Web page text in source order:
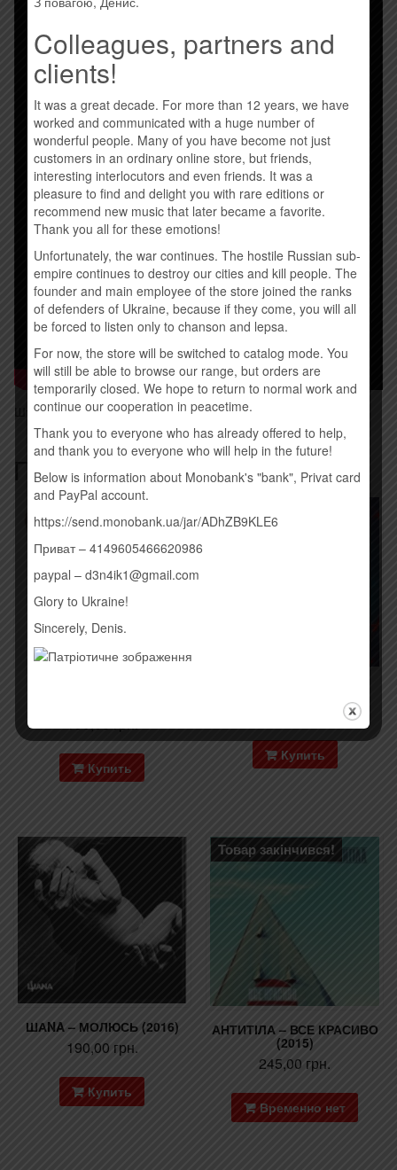
Штрихкод: 5014797896406
Похожие товары
190,00грн.
Купить
Купить
ШАNA – МОЛЮСЬ (2016)
190,00 грн.
Купить
Товар закінчився!
АНТИТІЛА – ВСЕ КРАСИВО
(2015)
245,00 грн.
Временно нет
Colleagues, partners and
clients!
It was a great decade. For more than 12 years, we have
worked and communicated with a huge number of
wonderful people. Many of you have become not just
customers in an ordinary online store, but friends,
interesting interlocutors and even friends. It was a
pleasure to find and delight you with rare editions or
recommend new music that later became a favorite.
Thank you all for these emotions!
Unfortunately, the war continues. The hostile Russian sub-
empire continues to destroy our cities and kill people. The
founder and main employee of the store joined the ranks
of defenders of Ukraine, because if they come, you will all
be forced to listen only to chanson and lepsa.
For now, the store will be switched to catalog mode. You
will still be able to browse our range, but orders are
temporarily closed. We hope to return to normal work and
continue our cooperation in peacetime.
Thank you to everyone who has already offered to help,
and thank you to everyone who will help in the future!
Below is information about Monobank's "bank", Privat card
and PayPal account.
https://send.monobank.ua/jar/ADhZB9KLE6
Приват – 4149605466620986
paypal – d3n4ik1@gmail.com
Glory to Ukraine!
Sincerely, Denis.